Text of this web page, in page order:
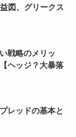
図、グリークス
戦略のメリッ
ヘッジ？大暴落
レッドの基本と